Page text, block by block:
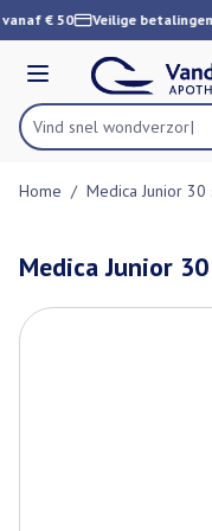
Ga naar de inhoud
1 van 1
€ 50 Veilige betalingen
Menu
Product, merk,
Vind snel wo
Home / Medica Junior
Medica Junior